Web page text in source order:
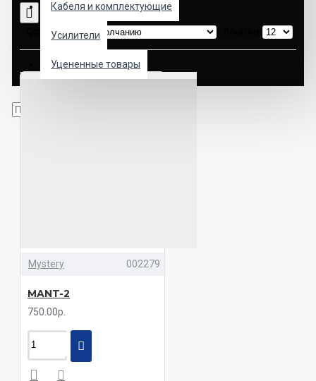
Кабеля и комплектующие
Усилители
Уцененные товары
Сортировка:
Mystery 002279
MANT-2
750.00р.